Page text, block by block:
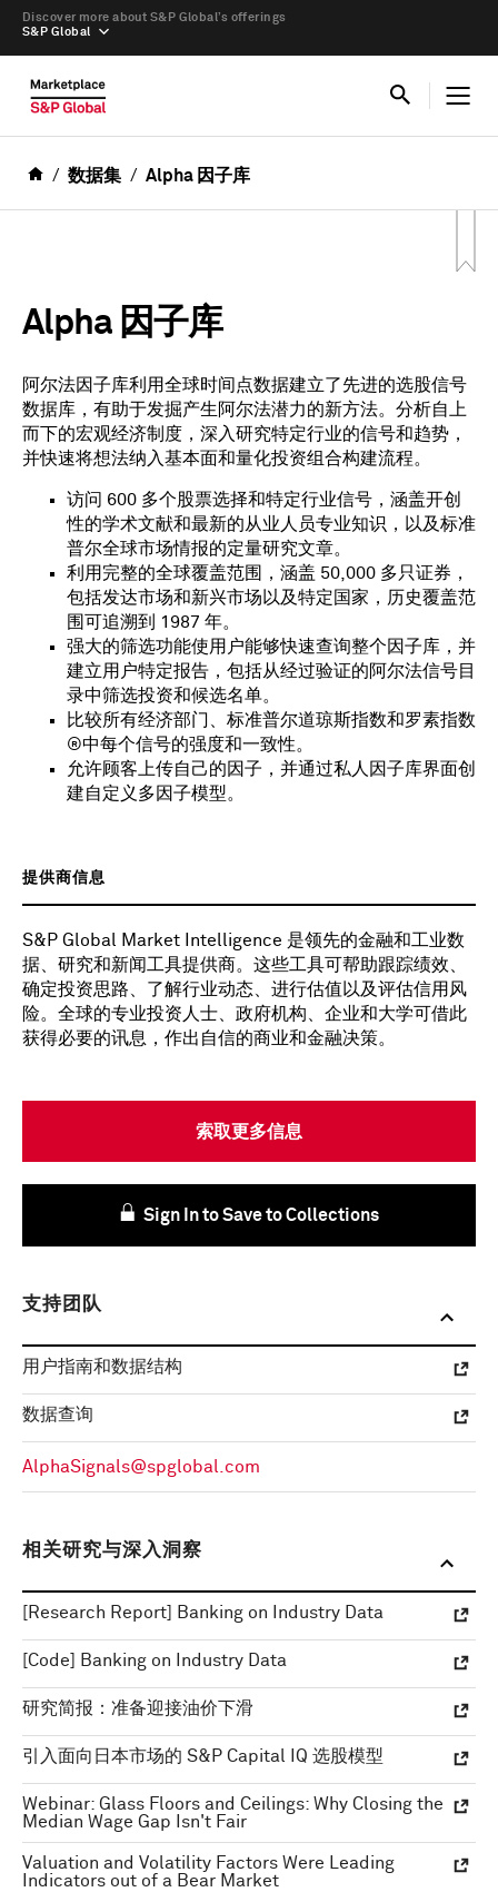
S&P Global
Discover more about S&P Global’s offerings
数据集 Alpha 因子库
Alpha 因子库
阿尔法因子库利用全球时间点数据建立了先进的选股信号
数据库，有助于发掘产生阿尔法潜力的新方法。分析自上
而下的宏观经济制度，深入研究特定行业的信号和趋势，
并快速将想法纳入基本面和量化投资组合构建流程。
访问 600 多个股票选择和特定行业信号，涵盖开创
性的学术文献和最新的从业人员专业知识，以及标准
普尔全球市场情报的定量研究文章。
利用完整的全球覆盖范围，涵盖 50,000 多只证券，
包括发达市场和新兴市场以及特定国家，历史覆盖范
围可追溯到 1987 年。
强大的筛选功能使用户能够快速查询整个因子库，并
建立用户特定报告，包括从经过验证的阿尔法信号目
录中筛选投资和候选名单。
比较所有经济部门、标准普尔道琼斯指数和罗素指数
®中每个信号的强度和一致性。
允许顾客上传自己的因子，并通过私人因子库界面创
建自定义多因子模型。
提供商信息
S&P Global Market Intelligence 是领先的金融和工业数
据、研究和新闻工具提供商。这些工具可帮助跟踪绩效、
确定投资思路、了解行业动态、进行估值以及评估信用风
险。全球的专业投资人士、政府机构、企业和大学可借此
获得必要的讯息，作出自信的商业和金融决策。
索取更多信息
Sign In to Save to Collections
支持团队
用户指南和数据结构
数据查询
AlphaSignals@spglobal.com
相关研究与深入洞察
[Research Report] Banking on Industry Data
[Code] Banking on Industry Data
研究简报：准备迎接油价下滑
引入面向日本市场的 S&P Capital IQ 选股模型
Webinar: Glass Floors and Ceilings: Why Closing the
Median Wage Gap Isn't Fair
Valuation and Volatility Factors Were Leading
Indicators out of a Bear Market